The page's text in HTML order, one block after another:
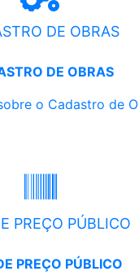
DE OBRAS
DE OBRAS
o Cadastro de
PREÇO PÚBLICO
PREÇO PÚBLICO